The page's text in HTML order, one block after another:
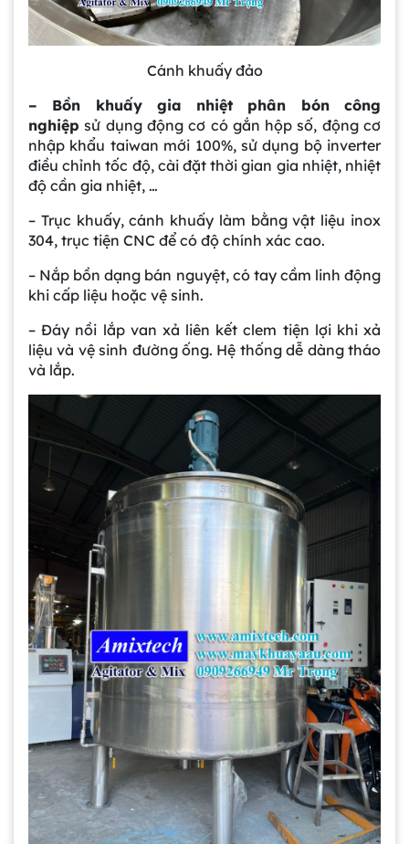
Cánh khuấy đảo
– Bồn khuấy gia nhiệt phân bón công
nghiệp sử dụng động cơ có gắn hộp số, động cơ
nhập khẩu taiwan mới 100%, sử dụng bộ inverter
điều chỉnh tốc độ, cài đặt thời gian gia nhiệt, nhiệt
độ cần gia nhiệt, …
– Trục khuấy, cánh khuấy làm bằng vật liệu inox
304, trục tiện CNC để có độ chính xác cao.
– Nắp bồn dạng bán nguyệt, có tay cầm linh động
khi cấp liệu hoặc vệ sinh.
– Đáy nồi lắp van xả liên kết clem tiện lợi khi xả
liệu và vệ sinh đường ống. Hệ thống dễ dàng tháo
và lắp.